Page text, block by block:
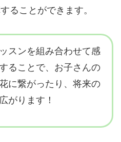
ることができます。
スンを組み合わせて感
ることで、お子さんの
に繋がったり、将来の
がります！